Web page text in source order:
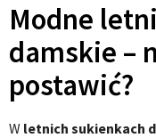
Modne
damskie –
postawić?
W letnich sukienkach